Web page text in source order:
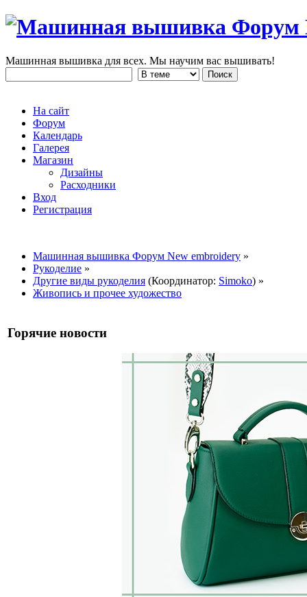
Машинная вышивка для всех. Мы научим вас вышивать!
На сайт
Форум
Календарь
Галерея
Магазин
Дизайны
Расходники
Вход
Регистрация
Машинная вышивка Форум New embroidery »
Рукоделие »
Другие виды рукоделия (Координатор: Simoko) »
Живопись и прочее художество
Горячие новости